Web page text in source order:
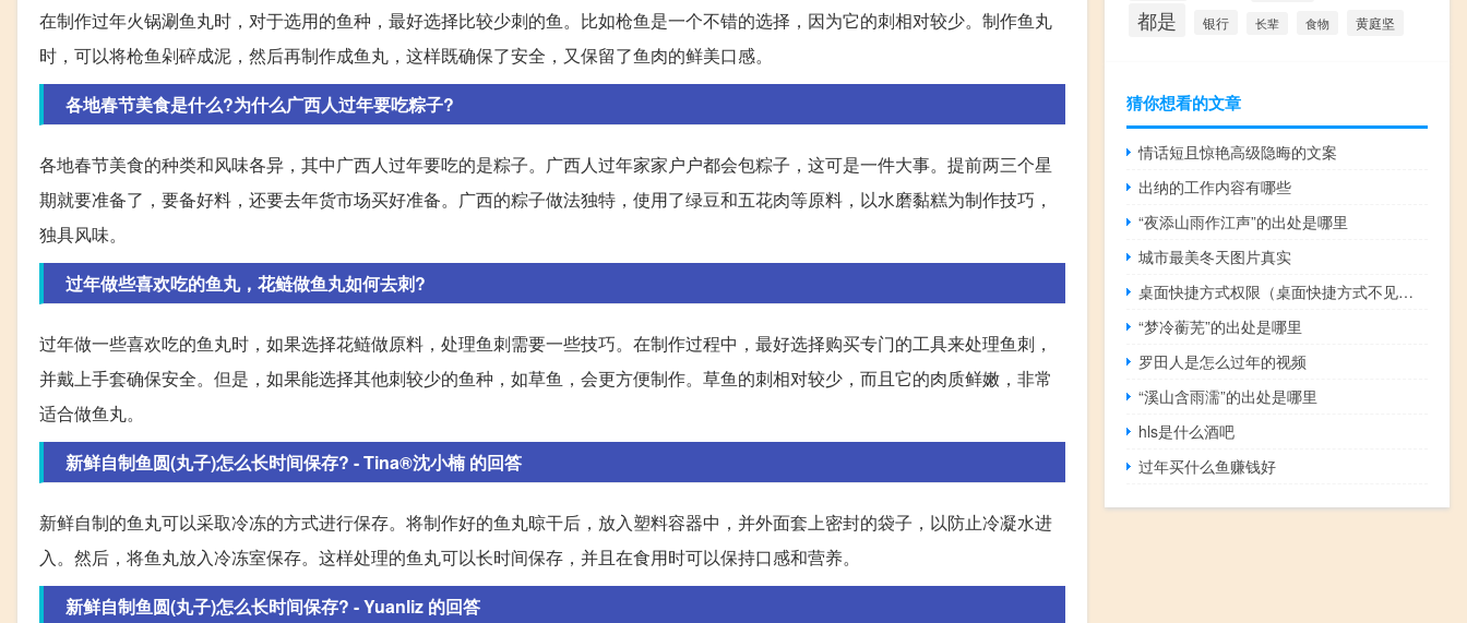
在制作过年火锅涮鱼丸时，对于选用的鱼种，最好选择比较少刺的鱼。比如枪鱼是一个不错的选择，因为它的刺相对较少。制作鱼丸
时，可以将枪鱼剁碎成泥，然后再制作成鱼丸，这样既确保了安全，又保留了鱼肉的鲜美口感。
各地春节美食是什么?为什么广西人过年要吃粽子?
各地春节美食的种类和风味各异，其中广西人过年要吃的是粽子。广西人过年家家户户都会包粽子，这可是一件大事。提前两三个星
期就要准备了，要备好料，还要去年货市场买好准备。广西的粽子做法独特，使用了绿豆和五花肉等原料，以水磨黏糕为制作技巧，
独具风味。
过年做些喜欢吃的鱼丸，花鲢做鱼丸如何去刺?
过年做一些喜欢吃的鱼丸时，如果选择花鲢做原料，处理鱼刺需要一些技巧。在制作过程中，最好选择购买专门的工具来处理鱼刺，
并戴上手套确保安全。但是，如果能选择其他刺较少的鱼种，如草鱼，会更方便制作。草鱼的刺相对较少，而且它的肉质鲜嫩，非常
适合做鱼丸。
新鲜自制鱼圆(丸子)怎么长时间保存? - Tina®沈小楠 的回答
新鲜自制的鱼丸可以采取冷冻的方式进行保存。将制作好的鱼丸晾干后，放入塑料容器中，并外面套上密封的袋子，以防止冷凝水进
入。然后，将鱼丸放入冷冻室保存。这样处理的鱼丸可以长时间保存，并且在食用时可以保持口感和营养。
新鲜自制鱼圆(丸子)怎么长时间保存? - Yuanliz 的回答
都是 银行 长辈 食物 黄庭坚
猜你想看的文章
情话短且惊艳高级隐晦的文案
出纳的工作内容有哪些
“夜添山雨作江声”的出处是哪里
城市最美冬天图片真实
桌面快捷方式权限（桌面快捷方式不见了）
“梦冷蘅芜”的出处是哪里
罗田人是怎么过年的视频
“溪山含雨濡”的出处是哪里
hls是什么酒吧
过年买什么鱼赚钱好